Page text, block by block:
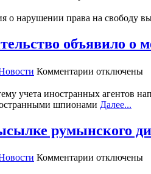
о нарушении права на свободу
объявило о
Комментарии отключены
учета иностранных агентов
шпионами Далее...
румынского
Комментарии отключены